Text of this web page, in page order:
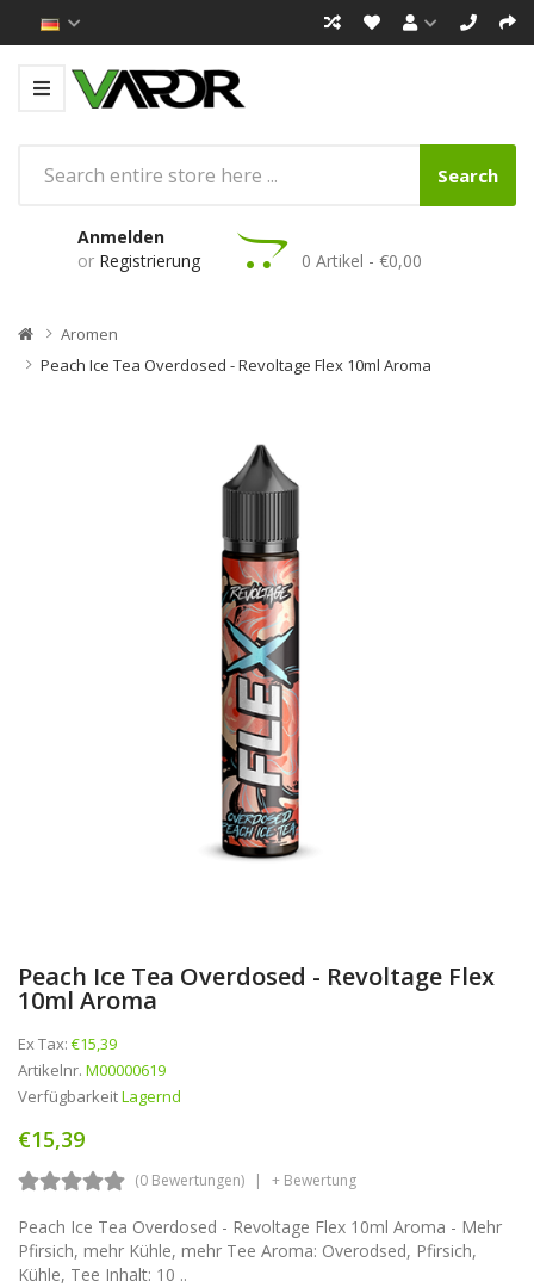
Search
Anmelden
or Registrierung 0 Artikel - €0,00
Aromen
Peach Ice Tea Overdosed - Revoltage Flex 10ml Aroma
Peach Ice Tea Overdosed - Revoltage Flex
10ml Aroma
Ex Tax: €15,39
Artikelnr. M00000619
VerfügbarkeitLagernd
€15,39
(0 Bewertungen) + Bewertung
Peach Ice Tea Overdosed - Revoltage Flex 10ml Aroma - Mehr
Pfirsich, mehr Kühle, mehr Tee Aroma: Overodsed, Pfirsich,
Kühle, Tee Inhalt: 10 ..